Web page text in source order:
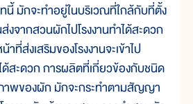
นี้ มักจะทำอยู่ในบริเวณที่ใกล้กับที่ตั้ง
งจากสวนผักไปโรงงานทำได้สะดวก
ที่ส่งเสริมของโรงงานจะเข้าไป
ด้สะดวก การผลิตที่เกี่ยวข้องกับชนิด
พของผัก มักจะกระทำตามสัญญา